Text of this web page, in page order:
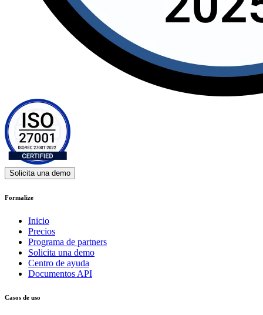
Solicita una demo
Formalize
Inicio
Precios
Programa de partners
Solicita una demo
Centro de ayuda
Documentos API
Casos de uso